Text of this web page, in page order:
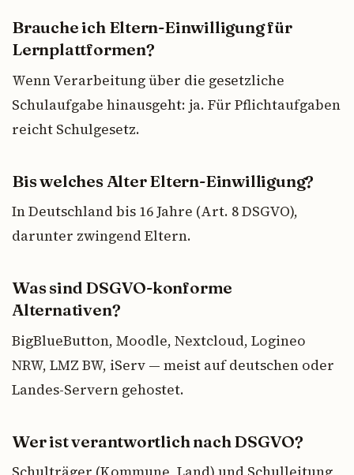
Brauche ich Eltern-Einwilligung für
Lernplattformen?
Wenn Verarbeitung über die gesetzliche
Schulaufgabe hinausgeht: ja. Für Pflichtaufgaben
reicht Schulgesetz.
Bis welches Alter Eltern-Einwilligung?
In Deutschland bis 16 Jahre (Art. 8 DSGVO),
darunter zwingend Eltern.
Was sind DSGVO-konforme
Alternativen?
BigBlueButton, Moodle, Nextcloud, Logineo
NRW, LMZ BW, iServ — meist auf deutschen oder
Landes-Servern gehostet.
Wer ist verantwortlich nach DSGVO?